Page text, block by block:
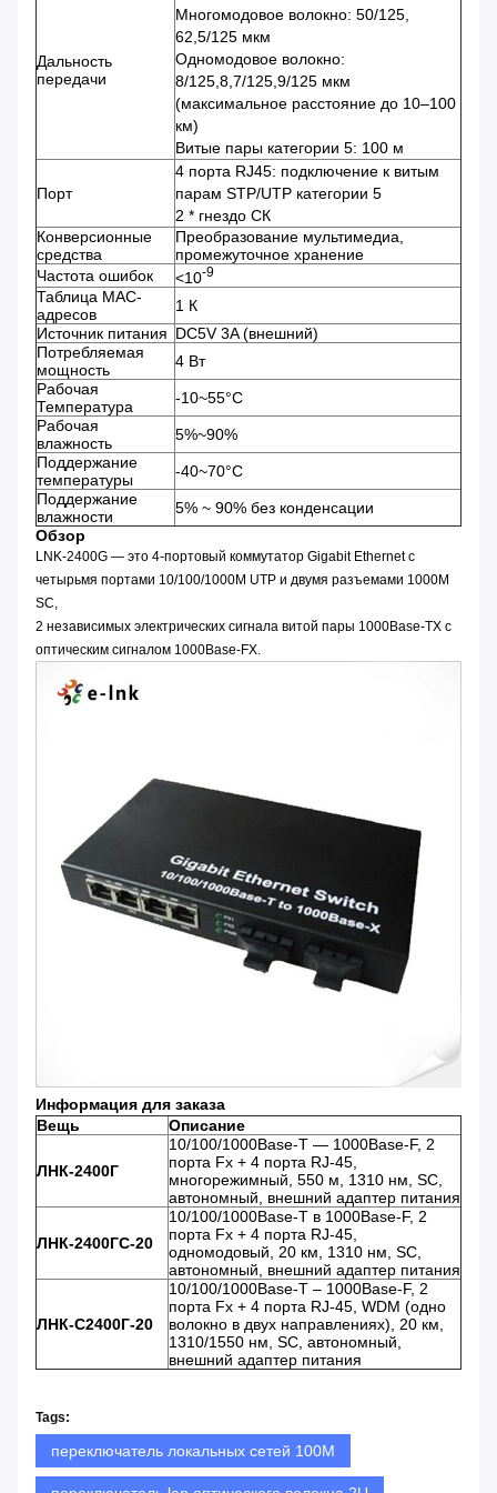
Дальность
передачи
Многомодовое волокно: 50/125,
62,5/125 мкм
Одномодовое волокно:
8/125,8,7/125,9/125 мкм
(максимальное расстояние до 10–100
км)
Витые пары категории 5: 100 м
Порт
4 порта RJ45: подключение к витым
парам STP/UTP категории 5
2 * гнездо СК
Конверсионные
средства
Преобразование мультимедиа,
промежуточное хранение
Частота ошибок
<10-9
Таблица MAC-
адресов
1 К
Источник питания DC5V 3A (внешний)
Потребляемая
мощность
4 Вт
Рабочая
Температура
-10~55°С
Рабочая
влажность
5%~90%
Поддержание
температуры
-40~70°С
Поддержание
влажности
5% ~ 90% без конденсации
Обзор
LNK-2400G — это 4-портовый коммутатор Gigabit Ethernet с
четырьмя портами 10/100/1000M UTP и двумя разъемами 1000M
SC,
2 независимых электрических сигнала витой пары 1000Base-TX с
оптическим сигналом 1000Base-FX.
Информация для заказа
Вещь
Описание
ЛНК-2400Г
10/100/1000Base-T — 1000Base-F, 2
порта Fx + 4 порта RJ-45,
многорежимный, 550 м, 1310 нм, SC,
автономный, внешний адаптер питания
ЛНК-2400ГС-20
10/100/1000Base-T в 1000Base-F, 2
порта Fx + 4 порта RJ-45,
одномодовый, 20 км, 1310 нм, SC,
автономный, внешний адаптер питания
ЛНК-С2400Г-20
10/100/1000Base-T – 1000Base-F, 2
порта Fx + 4 порта RJ-45, WDM (одно
волокно в двух направлениях), 20 км,
1310/1550 нм, SC, автономный,
внешний адаптер питания
Tags:
переключатель локальных сетей 100M